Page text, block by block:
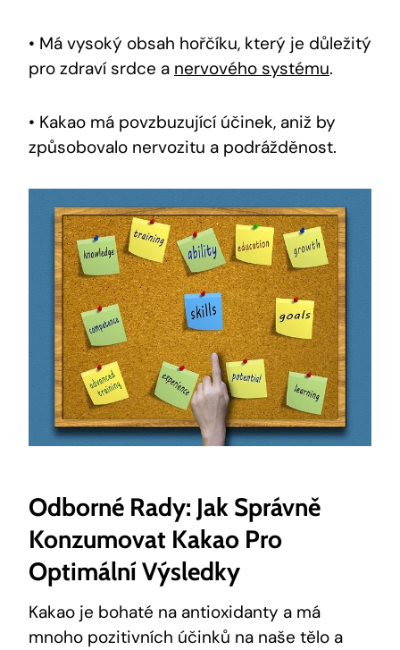
• Má vysoký obsah hořčíku, který ⁢je⁤ důležitý
pro zdraví⁣ srdce​ a nervového systému.
• Kakao má povzbuzující účinek, aniž ​by
způsobovalo nervozitu a podrážděnost.
Odborné Rady: Jak Správně
Konzumovat Kakao Pro
‌optimální Výsledky
Kakao je bohaté na antioxidanty⁢ a​ má
mnoho pozitivních účinků na naše ⁤tělo a